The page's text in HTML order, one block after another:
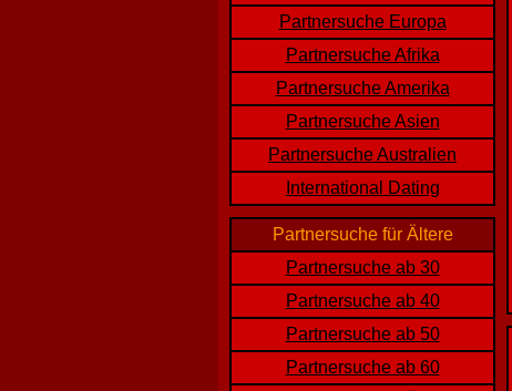
Partnersuche Europa
Partnersuche Afrika
Partnersuche Amerika
Partnersuche Asien
Partnersuche Australien
International Dating
Partnersuche für Ältere
Partnersuche ab 30
Partnersuche ab 40
Partnersuche ab 50
Partnersuche ab 60